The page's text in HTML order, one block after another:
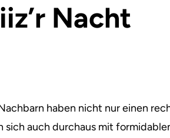
Nacht
haben nicht nur einen
sich auch durchaus mit